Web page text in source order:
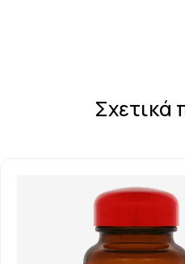
Σχετικά